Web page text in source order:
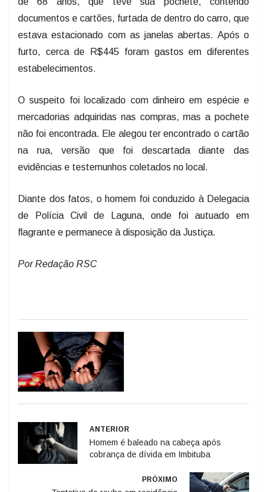
documentos e cartões, furtada de dentro do carro, que
estava estacionado com as janelas abertas. Após o
furto, cerca de R$445 foram gastos em diferentes
estabelecimentos.
O suspeito foi localizado com dinheiro em espécie e
mercadorias adquiridas nas compras, mas a pochete
não foi encontrada. Ele alegou ter encontrado o cartão
na rua, versão que foi descartada diante das
evidências e testemunhos coletados no local.
Diante dos fatos, o homem foi conduzido à Delegacia
de Polícia Civil de Laguna, onde foi autuado em
flagrante e permanece à disposição da Justiça.
Por Redação RSC
ANTERIOR
Homem é baleado na cabeça após
cobrança de dívida em Imbituba
PRÓXIMO